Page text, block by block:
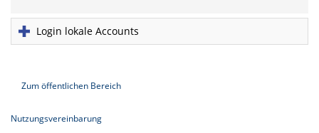
Login lokale Accounts
Zum öffentlichen Bereich
Nutzungsvereinbarung